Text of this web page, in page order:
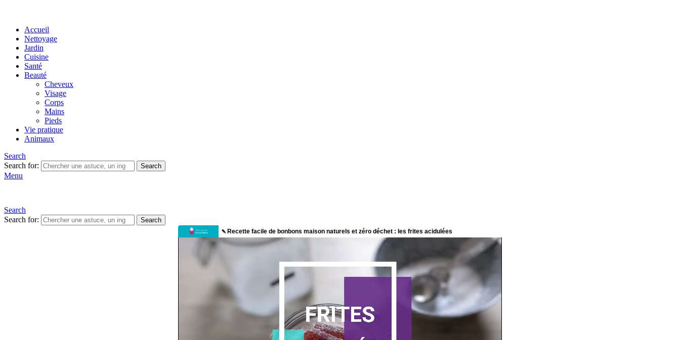
Accueil
Nettoyage
Jardin
Cuisine
Santé
Beauté
Cheveux
Visage
Corps
Mains
Pieds
Vie pratique
Animaux
Search
Search for:
Search
Menu
Search
Search for:
Search